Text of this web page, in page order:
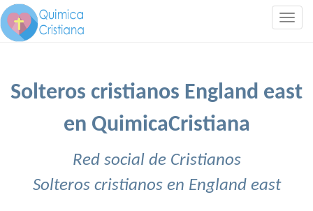
Solteros cristianos England east
en QuimicaCristiana
Red social de Cristianos
Solteros cristianos en England east